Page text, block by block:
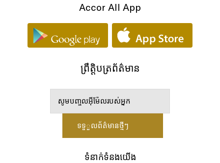
Accor All App
ព្រឹត្តិបត្រព័ត៌មាន
ទំនាក់ទំនងយើង